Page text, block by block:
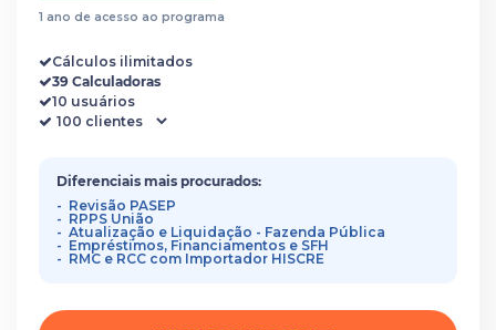
1 ano de acesso ao programa
Cálculos ilimitados
39 Calculadoras
10 usuários
Diferenciais mais procurados:
Revisão PASEP
RPPS União
Atualização e Liquidação - Fazenda Pública
Empréstimos, Financiamentos e SFH
RMC e RCC com Importador HISCRE